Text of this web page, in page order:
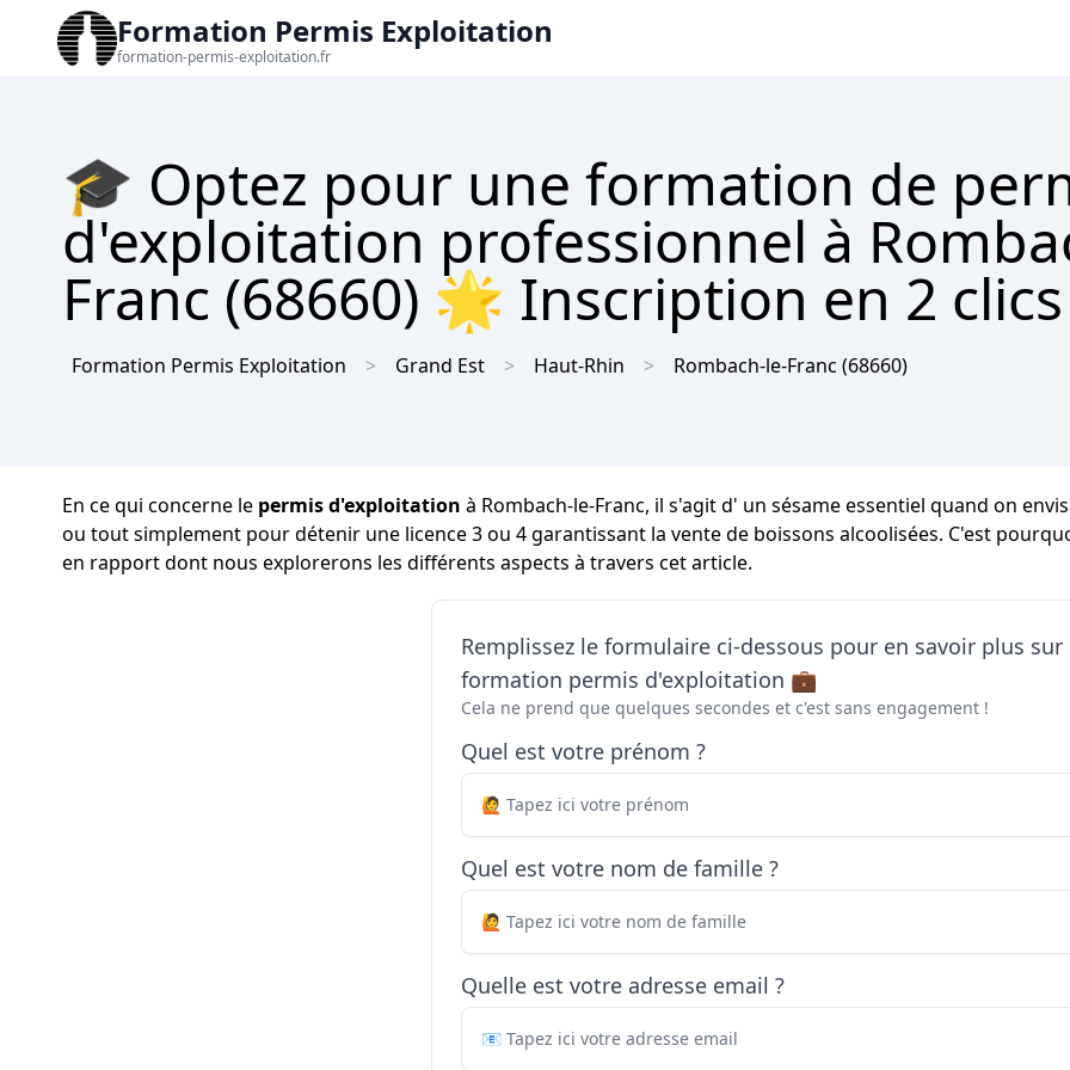
Formation Permis Exploitation
formation-permis-exploitation.fr
🎓 Optez pour une formation de
d'exploitation professionnel à
Franc (68660) 🌟 Inscription en 2
Formation Permis Exploitation Grand Est Haut-Rhin Rombach-le-Franc (68660)
En ce qui concerne le permis d'exploitation à Rombach-le-Franc, il s'agit d' un sésame essentiel quand on
ou tout simplement pour détenir une licence 3 ou 4 garantissant la vente de boissons alcoolisées. C'est
en rapport dont nous explorerons les différents aspects à travers cet article.
Remplissez le formulaire ci-dessous pour en savoir plus sur
formation permis d'exploitation 💼
Cela ne prend que quelques secondes et c'est sans engagement !
Quel est votre prénom ?
Quel est votre nom de famille ?
Quelle est votre adresse email ?